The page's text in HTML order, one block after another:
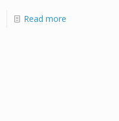
Read more